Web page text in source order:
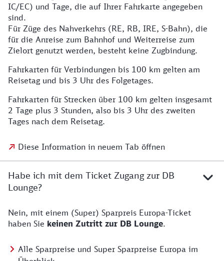
IC/EC) und Tage, die auf Ihrer Fahrkarte angegeben
sind.
Für Züge des Nahverkehrs (RE, RB, IRE, S-Bahn), die
für die Anreise zum Bahnhof und Weiterreise zum
Zielort genutzt werden, besteht keine Zugbindung.
Fahrkarten für Verbindungen bis 100 km gelten am
Reisetag und bis 3 Uhr des Folgetages.
Fahrkarten für Strecken über 100 km gelten insgesamt
2 Tage plus 3 Stunden, also bis 3 Uhr des zweiten
Tages nach dem Reisetag.
Diese Information in neuem Tab öffnen
Habe ich mit dem Ticket Zugang zur DB
Lounge?
Nein, mit einem (Super) Sparpreis Europa-Ticket
haben Sie keinen Zutritt zur DB Lounge.
Alle Sparpreise und Super Sparpreise Europa im